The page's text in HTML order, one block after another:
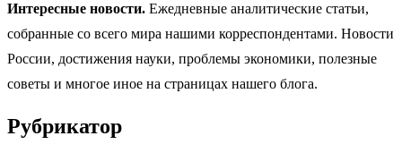
Интересные новости. Ежедневные аналитические статьи,
собранные со всего мира нашими корреспондентами. Новости
России, достижения науки, проблемы экономики, полезные
советы и многое иное на страницах нашего блога.
Рубрикатор